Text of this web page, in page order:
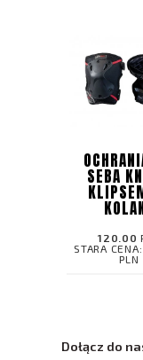
SEBA
120.00
STARA CENA:
PLN
Dołącz do